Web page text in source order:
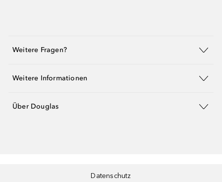
Weitere Fragen?
Weitere Informationen
Über Douglas
Datenschutz